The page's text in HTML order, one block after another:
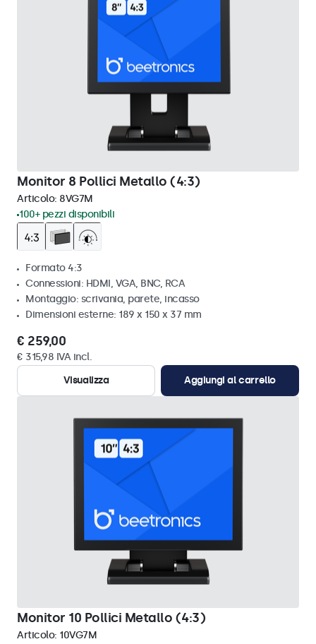
Monitor 8 Pollici Metallo (4:3)
Articolo: 8VG7M
100+ pezzi disponibili
Formato 4:3
Connessioni: HDMI, VGA, BNC, RCA
Montaggio: scrivania, parete, incasso
Dimensioni esterne: 189 x 150 x 37 mm
€ 259,00
€ 315,98 IVA incl.
Visualizza
Aggiungi al carrello
Monitor 10 Pollici Metallo (4:3)
Articolo: 10VG7M